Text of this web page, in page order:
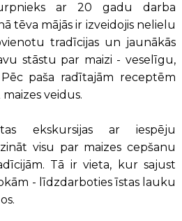
ar 20 gadu darba
tēva mājās ir izveidojis nelielu
tradīcijas un jaunākās
stāstu par maizi - veselīgu,
paša radītajām receptēm
veidus.
ekskursijas ar iespēju
visu par maizes cepšanu
Tā ir vieta, kur sajust
- līdzdarboties īstas lauku